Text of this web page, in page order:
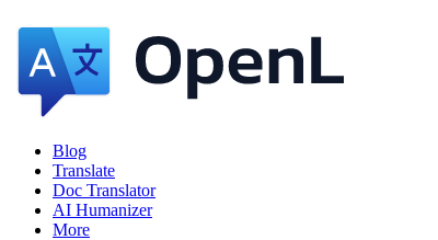
Blog
Translate
Doc Translator
AI Humanizer
More